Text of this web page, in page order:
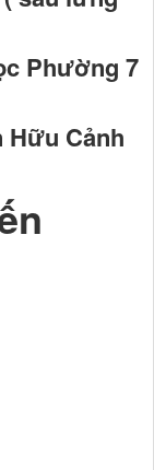
Phường 7
Hữu Cảnh